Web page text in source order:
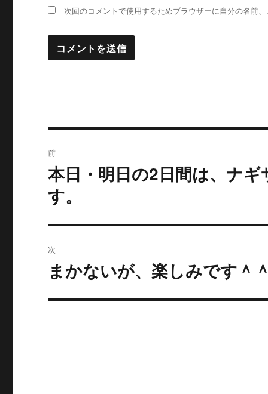
次回のコメントで使用するためブラウザーに自分の名前
稿
ナ
ゲ
ー
前
過
去
の
投
本日・明日の2日間は、ナ
す。
次
次
の
投
まかないが、楽しみです＾＾